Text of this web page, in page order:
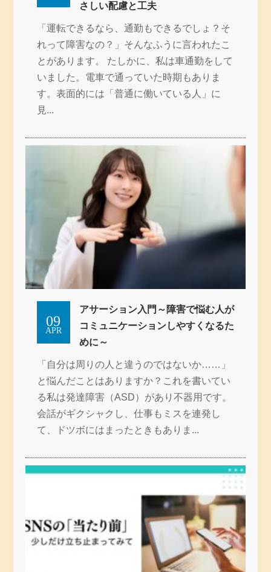
さしい配慮と工夫
「運転できるなら、通勤もできるでしょ？そ
れって障害なの？」そんなふうに言われたこ
とがあります。 たしかに、私は車通勤をして
いました。電車で通っていた時期もありま
す。表面的には「普通に働いている人」に
見...
APR
09
アサーション入門～障害で悩む人が
コミュニケーションしやすくなるた
めに～
「自分は周りの人と違うのではないか……」
と悩んだことはありますか？これを書いてい
る私は発達障害（ASD）があり不器用です。
会話がギクシャクし、仕事もミスを連発し
て、ドツボにはまったときもありま...